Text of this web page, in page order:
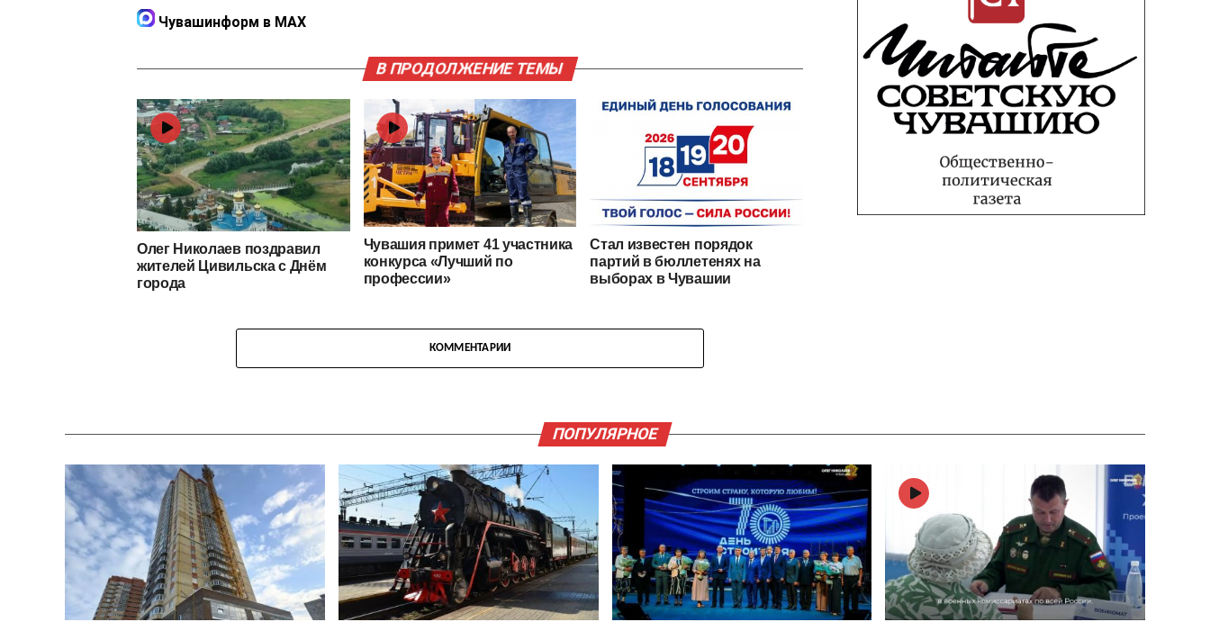
Чувашинформ в MAX
В ПРОДОЛЖЕНИЕ ТЕМЫ
Олег Николаев поздравил
жителей Цивильска с Днём
города
Чувашия примет 41 участника
конкурса «Лучший по
профессии»
Стал известен порядок
партий в бюллетенях на
выборах в Чувашии
КОММЕНТАРИИ
ПОПУЛЯРНОЕ